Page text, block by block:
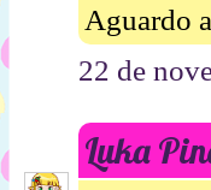
Aguardo
22 de
Luka